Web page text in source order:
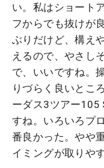
い。私はショート
フからでも抜けが
ぶりだけど、構え
えるので、やさし
で、いいですね。
りづらく良いとこ
ーダス3ツアー105
すね。いろいろプ
番良かった。やや
イミングが取りや